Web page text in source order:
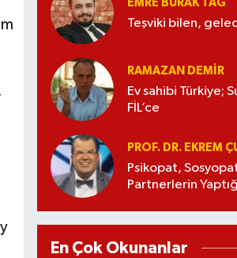
EMRE BURAK TAĞ
Teşviki bilen,
RAMAZAN DEMİR
Ev sahibi Türkiye;
FİL’ce
PROF. DR. EKREM
Psikopat,
Partnerlerin
En Çok Okunanlar